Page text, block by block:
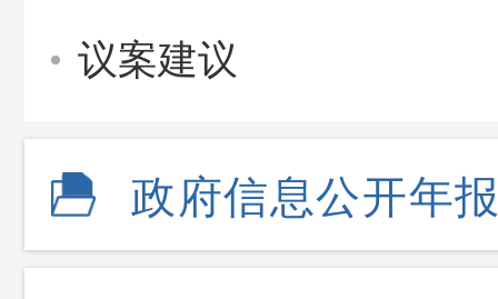
议案建议
政府信息公开年